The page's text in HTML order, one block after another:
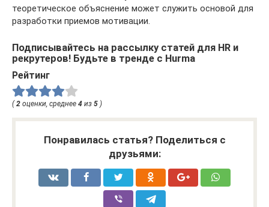
теоретическое объяснение может служить основой для
разработки приемов мотивации.
Подписывайтесь на рассылку статей для HR и
рекрутеров! Будьте в тренде с Hurma
Рейтинг
(2 оценки, среднее 4 из 5 )
Понравилась статья? Поделиться с
друзьями: